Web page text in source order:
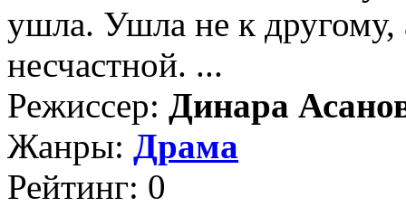
ушла. Ушла не к
несчастной. ...
Режиссер: Динара
Жанры: Драма
Рейтинг: 0